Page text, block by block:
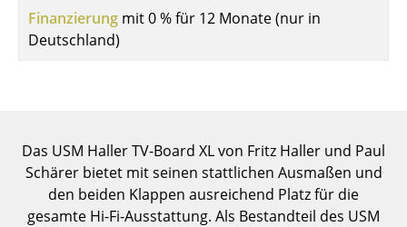
Stehtische & Stehpulte
Kindertische
Einzelteile
... alle Tische
Finanzierung mit 0 % für 12 Monate (nur in
Deutschland)
Das USM Haller TV-Board XL von Fritz Haller und Paul
Schärer bietet mit seinen stattlichen Ausmaßen und
den beiden Klappen ausreichend Platz für die
gesamte Hi-Fi-Ausstattung. Als Bestandteil des USM